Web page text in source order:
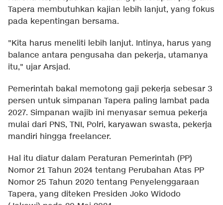
Tapera membutuhkan kajian lebih lanjut, yang fokus
pada kepentingan bersama.
"Kita harus meneliti lebih lanjut. Intinya, harus yang
balance antara pengusaha dan pekerja, utamanya
itu," ujar Arsjad.
Pemerintah bakal memotong gaji pekerja sebesar 3
persen untuk simpanan Tapera paling lambat pada
2027. Simpanan wajib ini menyasar semua pekerja
mulai dari PNS, TNI, Polri, karyawan swasta, pekerja
mandiri hingga freelancer.
Hal itu diatur dalam Peraturan Pemerintah (PP)
Nomor 21 Tahun 2024 tentang Perubahan Atas PP
Nomor 25 Tahun 2020 tentang Penyelenggaraan
Tapera, yang diteken Presiden Joko Widodo